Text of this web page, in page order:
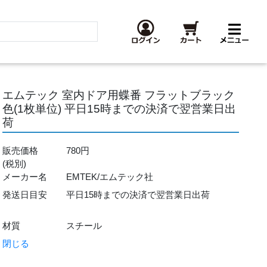
エムテック 室内ドア用蝶番 フラットブラック
色(1枚単位) 平日15時までの決済で翌営業日出
荷
販売価格
(税別)
780円
メーカー名
EMTEK/エムテック社
発送日目安
平日15時までの決済で翌営業日出荷
材質
スチール
閉じる